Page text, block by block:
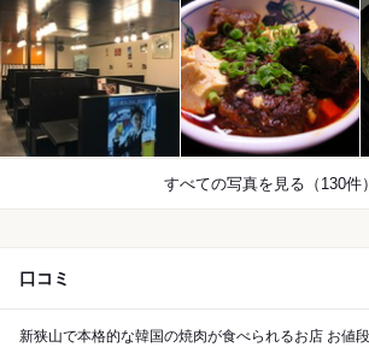
すべての写真を見る（130件）
口コミ
新狭山で本格的な韓国の焼肉が食べられるお店 お値段もリーズナブルな